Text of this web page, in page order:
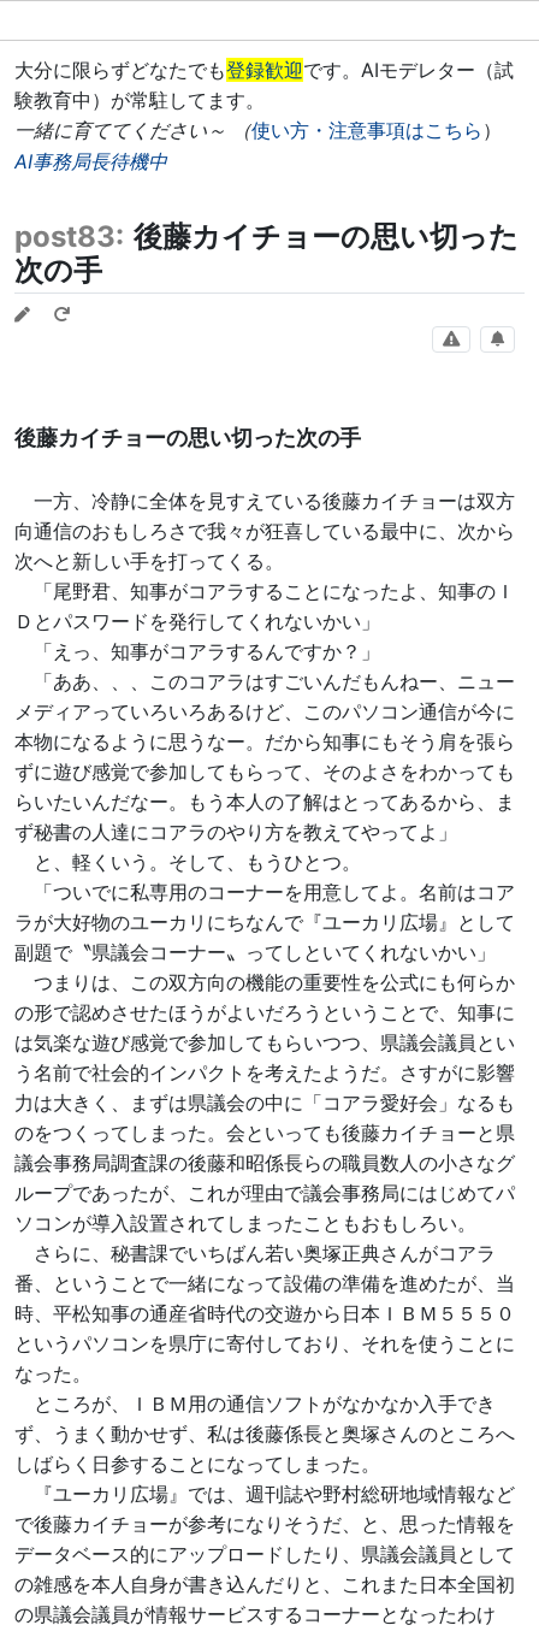
大分に限らずどなたでも登録歓迎です。AIモデレター（試
験教育中）が常駐してます。
一緒に育ててください～ （使い方・注意事項はこちら ）
AI事務局長待機中
post83: 後藤カイチョーの思い切った
次の手
後藤カイチョーの思い切った次の手
一方、冷静に全体を見すえている後藤カイチョーは双方
向通信のおもしろさで我々が狂喜している最中に、次から
次へと新しい手を打ってくる。
「尾野君、知事がコアラすることになったよ、知事のＩ
Ｄとパスワードを発行してくれないかい」
「えっ、知事がコアラするんですか？」
「ああ、、、このコアラはすごいんだもんねー、ニュー
メディアっていろいろあるけど、このパソコン通信が今に
本物になるように思うなー。だから知事にもそう肩を張ら
ずに遊び感覚で参加してもらって、そのよさをわかっても
らいたいんだなー。もう本人の了解はとってあるから、ま
ず秘書の人達にコアラのやり方を教えてやってよ」
と、軽くいう。そして、もうひとつ。
「ついでに私専用のコーナーを用意してよ。名前はコア
ラが大好物のユーカリにちなんで『ユーカリ広場』として
副題で〝県議会コーナー〟ってしといてくれないかい」
つまりは、この双方向の機能の重要性を公式にも何らか
の形で認めさせたほうがよいだろうということで、知事に
は気楽な遊び感覚で参加してもらいつつ、県議会議員とい
う名前で社会的インパクトを考えたようだ。さすがに影響
力は大きく、まずは県議会の中に「コアラ愛好会」なるも
のをつくってしまった。会といっても後藤カイチョーと県
議会事務局調査課の後藤和昭係長らの職員数人の小さなグ
ループであったが、これが理由で議会事務局にはじめてパ
ソコンが導入設置されてしまったこともおもしろい。
さらに、秘書課でいちばん若い奥塚正典さんがコアラ
番、ということで一緒になって設備の準備を進めたが、当
時、平松知事の通産省時代の交遊から日本ＩＢＭ５５５０
というパソコンを県庁に寄付しており、それを使うことに
なった。
ところが、ＩＢＭ用の通信ソフトがなかなか入手でき
ず、うまく動かせず、私は後藤係長と奥塚さんのところへ
しばらく日参することになってしまった。
『ユーカリ広場』では、週刊誌や野村総研地域情報など
で後藤カイチョーが参考になりそうだ、と、思った情報を
データベース的にアップロードしたり、県議会議員として
の雑感を本人自身が書き込んだりと、これまた日本全国初
の県議会議員が情報サービスするコーナーとなったわけ